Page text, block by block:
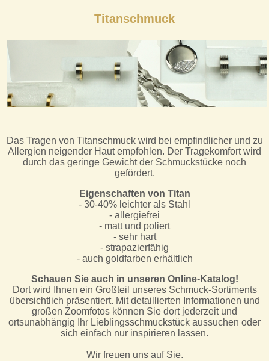
Titanschmuck
Das Tragen von Titanschmuck wird bei empfindlicher und zu
Allergien neigender Haut empfohlen. Der Tragekomfort wird
durch das geringe Gewicht der Schmuckstücke noch
gefördert.
Eigenschaften von Titan
- 30-40% leichter als Stahl
- allergiefrei
- matt und poliert
- sehr hart
- strapazierfähig
- auch goldfarben erhältlich
Schauen Sie auch in unseren Online-Katalog!
Dort wird Ihnen ein Großteil unseres Schmuck-Sortiments
übersichtlich präsentiert. Mit detaillierten Informationen und
großen Zoomfotos können Sie dort jederzeit und
ortsunabhängig Ihr Lieblingsschmuckstück aussuchen oder
sich einfach nur inspirieren lassen.
Wir freuen uns auf Sie.